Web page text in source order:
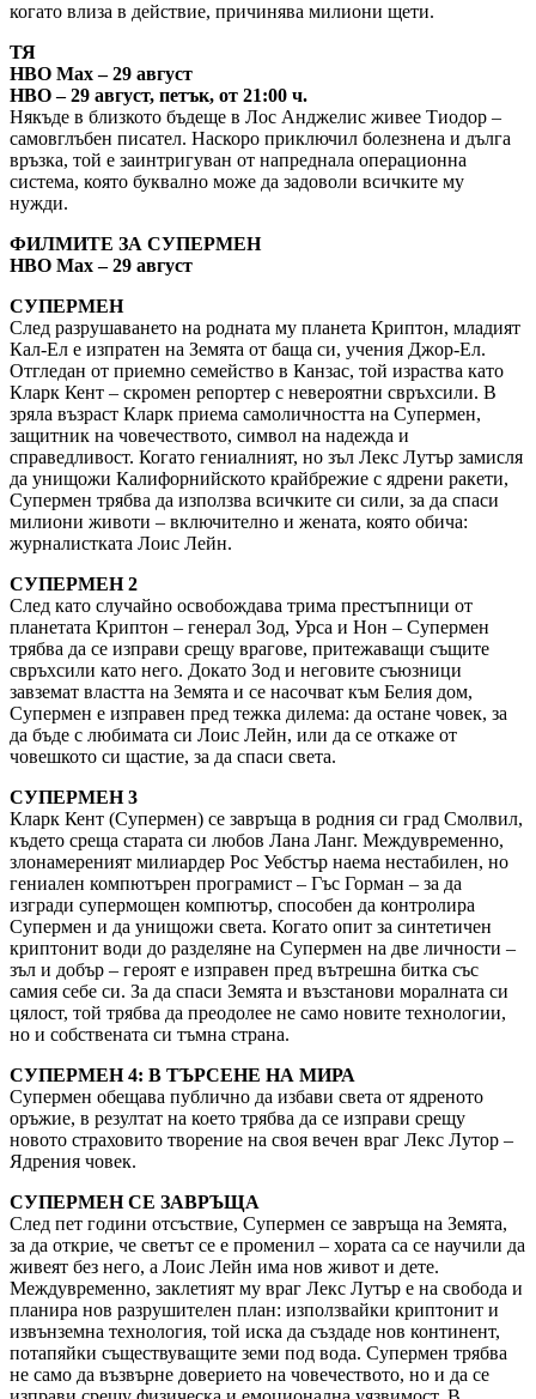
когато влиза в действие, причинява милиони щети.
ТЯ
HBO Max – 29 август
HBO – 29 август, петък, от 21:00 ч.
Някъде в близкото бъдеще в Лос Анджелис живее Тиодор –
самовглъбен писател. Наскоро приключил болезнена и дълга
връзка, той е заинтригуван от напреднала операционна
система, която буквално може да задоволи всичките му
нужди.
ФИЛМИТЕ ЗА СУПЕРМЕН
HBO Max – 29 август
СУПЕРМЕН
След разрушаването на родната му планета Криптон, младият
Кал-Ел е изпратен на Земята от баща си, учения Джор-Ел.
Отгледан от приемно семейство в Канзас, той израства като
Кларк Кент – скромен репортер с невероятни свръхсили. В
зряла възраст Кларк приема самоличността на Супермен,
защитник на човечеството, символ на надежда и
справедливост. Когато гениалният, но зъл Лекс Лутър замисля
да унищожи Калифорнийското крайбрежие с ядрени ракети,
Супермен трябва да използва всичките си сили, за да спаси
милиони животи – включително и жената, която обича:
журналистката Лоис Лейн.
СУПЕРМЕН 2
След като случайно освобождава трима престъпници от
планетата Криптон – генерал Зод, Урса и Нон – Супермен
трябва да се изправи срещу врагове, притежаващи същите
свръхсили като него. Докато Зод и неговите съюзници
завземат властта на Земята и се насочват към Белия дом,
Супермен е изправен пред тежка дилема: да остане човек, за
да бъде с любимата си Лоис Лейн, или да се откаже от
човешкото си щастие, за да спаси света.
СУПЕРМЕН 3
Кларк Кент (Супермен) се завръща в родния си град Смолвил,
където среща старата си любов Лана Ланг. Междувременно,
злонамереният милиардер Рос Уебстър наема нестабилен, но
гениален компютърен програмист – Гъс Горман – за да
изгради супермощен компютър, способен да контролира
Супермен и да унищожи света. Когато опит за синтетичен
криптонит води до разделяне на Супермен на две личности –
зъл и добър – героят е изправен пред вътрешна битка със
самия себе си. За да спаси Земята и възстанови моралната си
цялост, той трябва да преодолее не само новите технологии,
но и собствената си тъмна страна.
СУПЕРМЕН 4: В ТЪРСЕНЕ НА МИРА
Супермен обещава публично да избави света от ядреното
оръжие, в резултат на което трябва да се изправи срещу
новото страховито творение на своя вечен враг Лекс Лутор –
Ядрения човек.
СУПЕРМЕН СЕ ЗАВРЪЩА
След пет години отсъствие, Супермен се завръща на Земята,
за да открие, че светът се е променил – хората са се научили да
живеят без него, а Лоис Лейн има нов живот и дете.
Междувременно, заклетият му враг Лекс Лутър е на свобода и
планира нов разрушителен план: използвайки криптонит и
извънземна технология, той иска да създаде нов континент,
потапяйки съществуващите земи под вода. Супермен трябва
не само да възвърне доверието на човечеството, но и да се